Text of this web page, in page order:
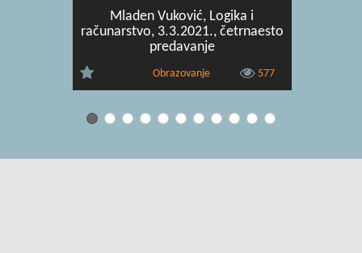
Mladen Vuković, Logika i
računarstvo, 3.3.2021., četrnaesto
predavanje
Obrazovanje 577